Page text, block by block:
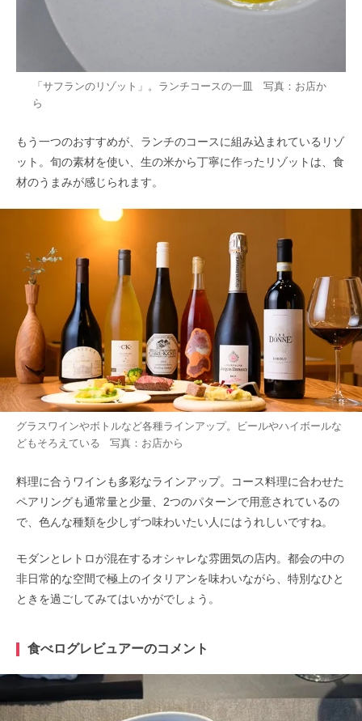
「サフランのリゾット」。ランチコースの一皿 写真：お店か
ら
もう一つのおすすめが、ランチのコースに組み込まれているリゾ
ット。旬の素材を使い、生の米から丁寧に作ったリゾットは、食
材のうまみが感じられます。
グラスワインやボトルなど各種ラインアップ。ビールやハイボールな
どもそろえている 写真：お店から
料理に合うワインも多彩なラインアップ。コース料理に合わせた
ペアリングも通常量と少量、2つのパターンで用意されているの
で、色んな種類を少しずつ味わいたい人にはうれしいですね。
モダンとレトロが混在するオシャレな雰囲気の店内。都会の中の
非日常的な空間で極上のイタリアンを味わいながら、特別なひと
ときを過ごしてみてはいかがでしょう。
食べログレビュアーのコメント